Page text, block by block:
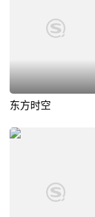
东方时空